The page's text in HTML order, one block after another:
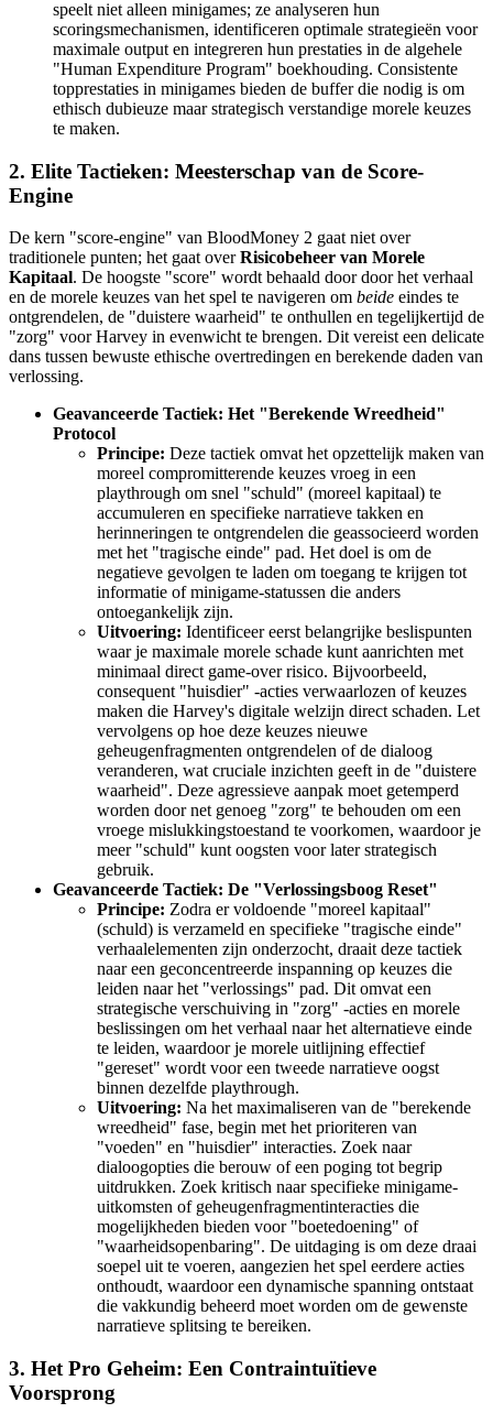
speelt niet alleen minigames; ze analyseren hun
scoringsmechanismen, identificeren optimale strategieën voor
maximale output en integreren hun prestaties in de algehele
"Human Expenditure Program" boekhouding. Consistente
topprestaties in minigames bieden de buffer die nodig is om
ethisch dubieuze maar strategisch verstandige morele keuzes
te maken.
2. Elite Tactieken: Meesterschap van de Score-
Engine
De kern "score-engine" van BloodMoney 2 gaat niet over
traditionele punten; het gaat overRisicobeheer van Morele
Kapitaal. De hoogste "score" wordt behaald door door het verhaal
en de morele keuzes van het spel te navigeren om beide eindes te
ontgrendelen, de "duistere waarheid" te onthullen en tegelijkertijd de
"zorg" voor Harvey in evenwicht te brengen. Dit vereist een delicate
dans tussen bewuste ethische overtredingen en berekende daden van
verlossing.
Geavanceerde Tactiek: Het "Berekende Wreedheid"
Protocol
Principe: Deze tactiek omvat het opzettelijk maken van
moreel compromitterende keuzes vroeg in een
playthrough om snel "schuld" (moreel kapitaal) te
accumuleren en specifieke narratieve takken en
herinneringen te ontgrendelen die geassocieerd worden
met het "tragische einde" pad. Het doel is om de
negatieve gevolgen te laden om toegang te krijgen tot
informatie of minigame-statussen die anders
ontoegankelijk zijn.
Uitvoering: Identificeer eerst belangrijke beslispunten
waar je maximale morele schade kunt aanrichten met
minimaal direct game-over risico. Bijvoorbeeld,
consequent "huisdier" -acties verwaarlozen of keuzes
maken die Harvey's digitale welzijn direct schaden. Let
vervolgens op hoe deze keuzes nieuwe
geheugenfragmenten ontgrendelen of de dialoog
veranderen, wat cruciale inzichten geeft in de "duistere
waarheid". Deze agressieve aanpak moet getemperd
worden door net genoeg "zorg" te behouden om een
vroege mislukkingstoestand te voorkomen, waardoor je
meer "schuld" kunt oogsten voor later strategisch
gebruik.
Geavanceerde Tactiek: De "Verlossingsboog Reset"
Principe: Zodra er voldoende "moreel kapitaal"
(schuld) is verzameld en specifieke "tragische einde"
verhaalelementen zijn onderzocht, draait deze tactiek
naar een geconcentreerde inspanning op keuzes die
leiden naar het "verlossings" pad. Dit omvat een
strategische verschuiving in "zorg" -acties en morele
beslissingen om het verhaal naar het alternatieve einde
te leiden, waardoor je morele uitlijning effectief
"gereset" wordt voor een tweede narratieve oogst
binnen dezelfde playthrough.
Uitvoering: Na het maximaliseren van de "berekende
wreedheid" fase, begin met het prioriteren van
"voeden" en "huisdier" interacties. Zoek naar
dialoogopties die berouw of een poging tot begrip
uitdrukken. Zoek kritisch naar specifieke minigame-
uitkomsten of geheugenfragmentinteracties die
mogelijkheden bieden voor "boetedoening" of
"waarheidsopenbaring". De uitdaging is om deze draai
soepel uit te voeren, aangezien het spel eerdere acties
onthoudt, waardoor een dynamische spanning ontstaat
die vakkundig beheerd moet worden om de gewenste
narratieve splitsing te bereiken.
3. Het Pro Geheim: Een Contraintuïtieve
Voorsprong